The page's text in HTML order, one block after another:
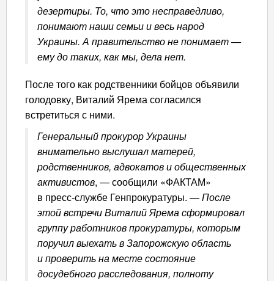
дезертиры. То, что это несправедливо,
понимают наши семьи и весь народ
Украины. А правительство не понимает —
ему до таких, как мы, дела нет.
После того как родственники бойцов объявили
голодовку, Виталий Ярема согласился
встретиться с ними.
Генеральный прокурор Украины
внимательно выслушал матерей,
родственников, адвокатов и общественных
активистов, — сообщили «ФАКТАМ»
в пресс-службе Генпрокуратуры. —После
этой встречи Виталий Ярема сформировал
группу работников прокуратуры, которым
поручил выехать в Запорожскую область
и проверить на месте состояние
досудебного расследования, полноту